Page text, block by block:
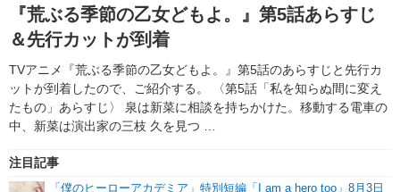
グッズ イベント
声優
舞台 新帝スタ
ラキりす
番組・動画一覧 ラジオ
動画
連載・ブログ
連載・ブログ一覧
編集部ブログ・お知らせ
『荒ぶる季節の⼄⼥どもよ。』第5話あらすじ
＆先行カットが到着
TVアニメ『荒ぶる季節の乙女どもよ。』第5話のあらすじと先行カ
ットが到着したので、ご紹介する。 〈第5話「私を知らぬ間に変え
たもの」あらすじ〉 泉は新菜に相談を持ちかけた。移動する電車の
中、新菜は演出家の三枝 久を見つ …
注目記事
「僕のヒーローアカデミア」特別短編「I am a hero too」8月3日